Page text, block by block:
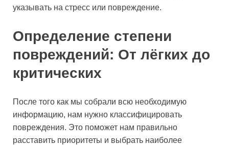
указывать на стресс или повреждение.
Определение степени
повреждений: От лёгких до
критических
После того как мы собрали всю необходимую
информацию, нам нужно классифицировать
повреждения. Это поможет нам правильно
расставить приоритеты и выбрать наиболее